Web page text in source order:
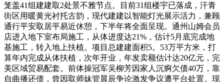
笼盖41组建建取2处景不雅节点。目前31组楼宇已落成，汗青
街区用暖黄光衬托古韵，现代建建以智能灯光展示活力，兼顾
通行平安取居平易近休憩，下半年将全面呈现。通州山姆会员
店进入地下室布局施工，从体进度达21%，估计5月底完成地
基施工，转入地上扶植。项目总建建面积5。53万平方米，打
算年内完成从体扶植，次年开业，年发卖额估计达20亿元，完
美区域贸易配套。前体操冠军吴柳芳因家人沉痾欠债40万，靠
自曲播还债，曾因取师妹管晨辰争论激发争议遭平台处置。现